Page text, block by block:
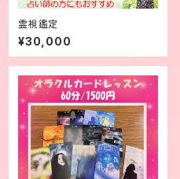
霊視鑑定
¥30,000